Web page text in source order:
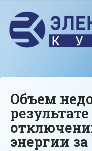
Объем
энергии за